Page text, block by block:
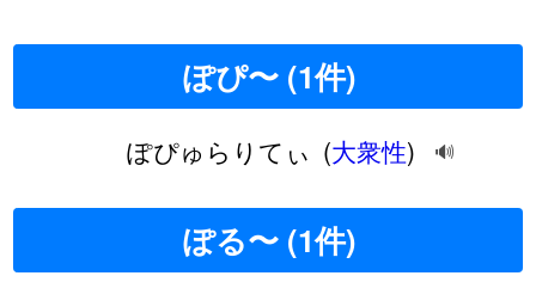
ぽぴ〜 (1件)
ぽぴゅらりてぃ (大衆性) 🔊
ぽる〜 (1件)